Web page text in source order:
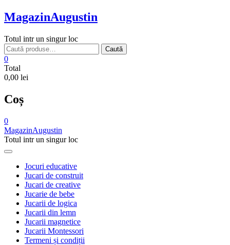
Skip
to
MagazinAugustin
Totul intr un singur loc
Caută
după:
Caută
0
Total
0,00 lei
Coș
0
MagazinAugustin
Totul intr un singur loc
Jocuri educative
Jucari de construit
Jucari de creative
Jucarie de bebe
Jucarii de logica
Jucarii din lemn
Jucarii magnetice
Jucarii Montessori
Termeni și condiții